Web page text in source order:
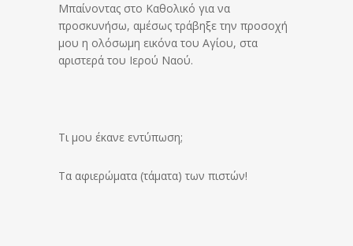
Μπαίνοντας στο Καθολικό για να
προσκυνήσω, αμέσως τράβηξε την προσοχή
μου η ολόσωμη εικόνα του Αγίου, στα
αριστερά του Ιερού Ναού.
Τι μου έκανε εντύπωση;
Τα αφιερώματα (τάματα) των πιστών!